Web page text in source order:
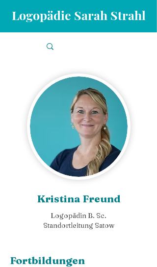
Logopädie Sarah Strahl
Kristina Freund
Logopädin B. Sc.
Standortleitung Satow
Fortbildungen